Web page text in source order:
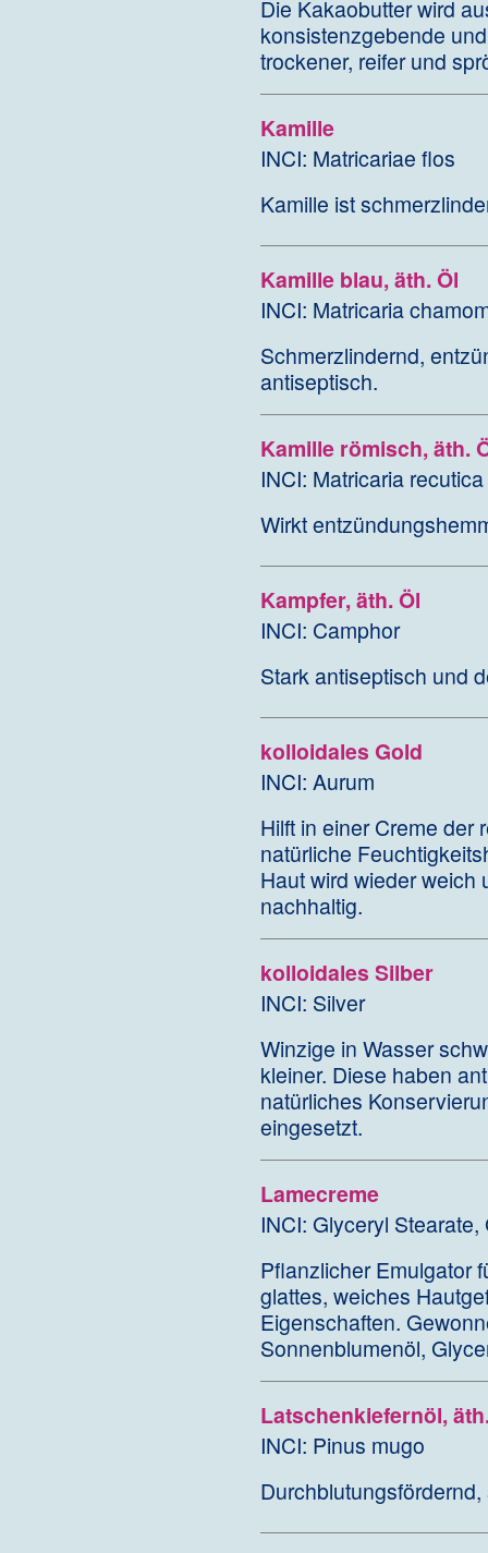
Die Kakaobutter wird
konsistenzgebende
trockener, reifer und
Kamille
INCI: Matricariae flos
Kamille ist
Kamille blau, äth. Öl
INCI: Matricaria
Schmerzlindernd,
antiseptisch.
Kamille römisch, äth.
INCI: Matricaria
Wirkt
Kampfer, äth. Öl
INCI: Camphor
Stark antiseptisch und
kolloidales Gold
INCI: Aurum
Hilft in einer Creme der
natürliche
Haut wird wieder weich
nachhaltig.
kolloidales Silber
INCI: Silver
Winzige in Wasser
kleiner. Diese haben
natürliches
eingesetzt.
Lamecreme
INCI: Glyceryl
Pflanzlicher Emulgator
glattes, weiches
Eigenschaften.
Sonnenblumenöl,
Latschenkiefernöl,
INCI: Pinus mugo